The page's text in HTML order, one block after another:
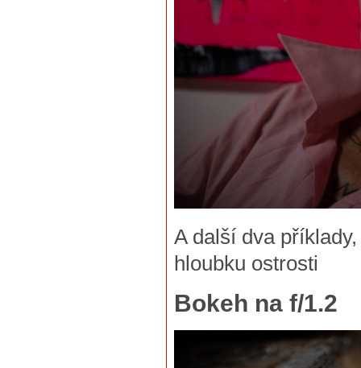
A další dva
hloubku ostrosti
Bokeh na f/1.2